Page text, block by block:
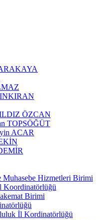
ÖZCAN
TOPSÖĞÜT
ACAR
Muhasebe Hizmetleri Birimi
Koordinatörlüğü
Birimi
İl Kordinatörlüğü